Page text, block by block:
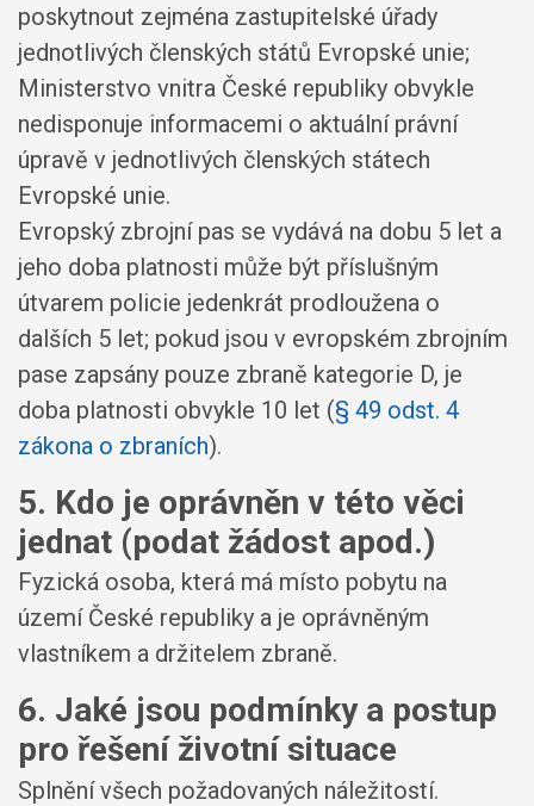
poskytnout zejména zastupitelské úřady
jednotlivých členských států Evropské unie;
Ministerstvo vnitra České republiky obvykle
nedisponuje informacemi o aktuální právní
úpravě v jednotlivých členských státech
Evropské unie.
Evropský zbrojní pas se vydává na dobu 5 let a
jeho doba platnosti může být příslušným
útvarem policie jedenkrát prodloužena o
dalších 5 let; pokud jsou v evropském zbrojním
pase zapsány pouze zbraně kategorie D, je
doba platnosti obvykle 10 let (§ 49 odst. 4
zákona o zbraních).
5. Kdo je oprávněn v této věci
jednat (podat žádost apod.)
Fyzická osoba, která má místo pobytu na
území České republiky a je oprávněným
vlastníkem a držitelem zbraně.
6. Jaké jsou podmínky a postup
pro řešení životní situace
Splnění všech požadovaných náležitostí.